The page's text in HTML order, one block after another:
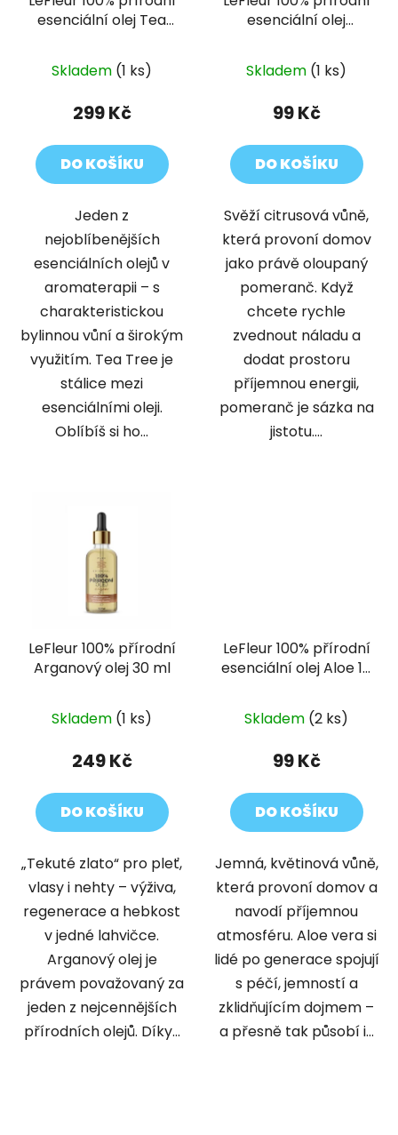
esenciální olej Tea
rostliny
Skladem (1 ks)
299 Kč
DO KOŠÍKU
Jeden z
nejoblíbenějších
esenciálních olejů v
aromaterapii – s
charakteristickou
bylinnou vůní a širokým
využitím. Tea Tree je
stálice mezi
esenciálními oleji.
Oblíbíš si ho...
esenciální olej
Skladem (1 ks)
99 Kč
DO KOŠÍKU
Svěží citrusová vůně,
která provoní domov
jako právě oloupaný
pomeranč. Když
chcete rychle
zvednout náladu a
dodat prostoru
příjemnou energii,
pomeranč je sázka na
jistotu....
LeFleur 100% přírodní
Arganový olej 30 ml
Skladem (1 ks)
249 Kč
DO KOŠÍKU
„Tekuté zlato“ pro pleť,
vlasy i nehty – výživa,
regenerace a hebkost
v jedné lahvičce.
Arganový olej je
právem považovaný za
jeden z nejcennějších
přírodních olejů. Díky...
LeFleur 100% přírodní
esenciální olej Aloe 10
Skladem (2 ks)
99 Kč
DO KOŠÍKU
Jemná, květinová vůně,
která provoní domov a
navodí příjemnou
atmosféru. Aloe vera si
lidé po generace spojují
s péčí, jemností a
zklidňujícím dojmem –
a přesně tak působí i...